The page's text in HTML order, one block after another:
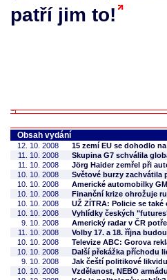
patří jim to!
Obsah vydání
12. 10. 2008
15 zemí EU se dohodlo
11. 10. 2008
Skupina G7 schválila
11. 10. 2008
Jörg Haider zemřel při
10. 10. 2008
Světové burzy zachvátila
10. 10. 2008
Americké automobilky
10. 10. 2008
Finanční krize ohrožuje
10. 10. 2008
UŽ ZÍTRA: Policie se také
10. 10. 2008
Vyhlídky českých
9. 10. 2008
Americký radar v ČR
11. 10. 2008
Volby 17. a 18. října
10. 10. 2008
Televize ABC: Gorova
10. 10. 2008
Další překážka příchodu
9. 10. 2008
Jak čeští politikové
10. 10. 2008
Vzdělanost, NEBO